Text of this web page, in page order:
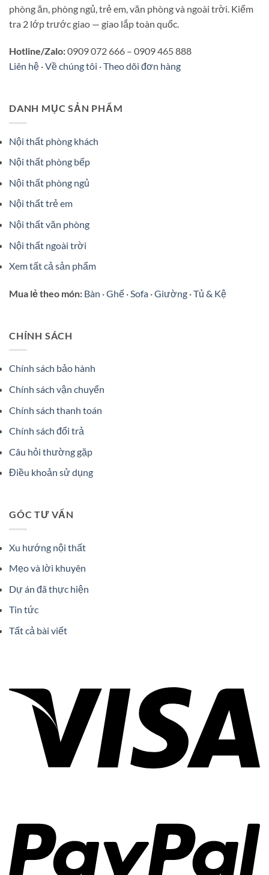
phòng ăn, phòng ngủ, trẻ em, văn phòng và ngoài trời. Kiểm
tra 2 lớp trước giao — giao lắp toàn quốc.
Hotline/Zalo:0909 072 666 – 0909 465 888
Liên hệ ·Về chúng tôi ·Theo dõi đơn hàng
DANH MỤC SẢN PHẨM
Nội thất phòng khách
Nội thất phòng bếp
Nội thất phòng ngủ
Nội thất trẻ em
Nội thất văn phòng
Nội thất ngoài trời
Xem tất cả sản phẩm
Mua lẻ theo món: Bàn ·Ghế ·Sofa ·Giường ·Tủ & Kệ
CHÍNH SÁCH
Chính sách bảo hành
Chính sách vận chuyển
Chính sách thanh toán
Chính sách đổi trả
Câu hỏi thường gặp
Điều khoản sử dụng
GÓC TƯ VẤN
Xu hướng nội thất
Mẹo và lời khuyên
Dự án đã thực hiện
Tin tức
Tất cả bài viết